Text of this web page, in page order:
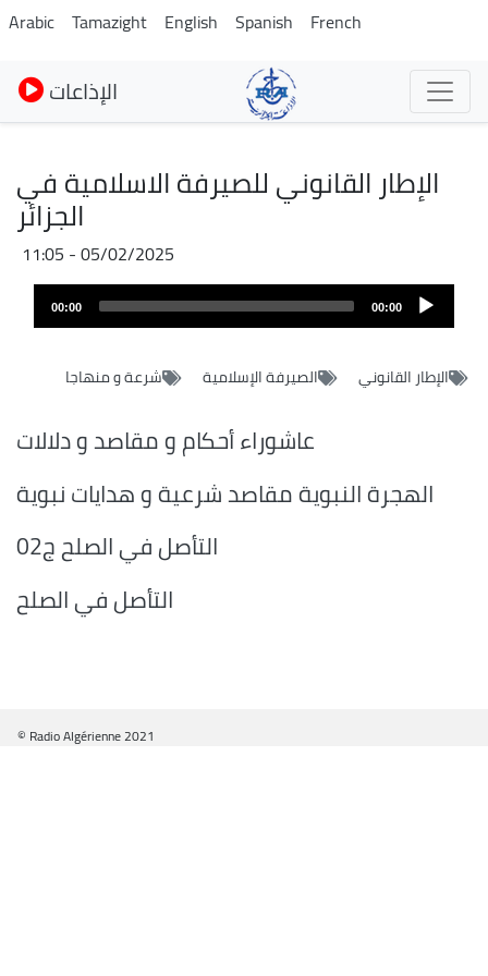
Skip
to
main
content
Arabic Tamazight English Spanish French
الإذاعات
الإطار القانوني للصيرفة الاسلامية في
الجزائر
05/02/2025 - 11:05
Fichier
audio
00:00
00:00
الإطار القانوني الصيرفة الإسلامية شرعة و منهاجا
عاشوراء أحكام و مقاصد و دلالات
الهجرة النبوية مقاصد شرعية و هدايات نبوية
التأصل في الصلح ج02
التأصل في الصلح
© Radio Algérienne 2021